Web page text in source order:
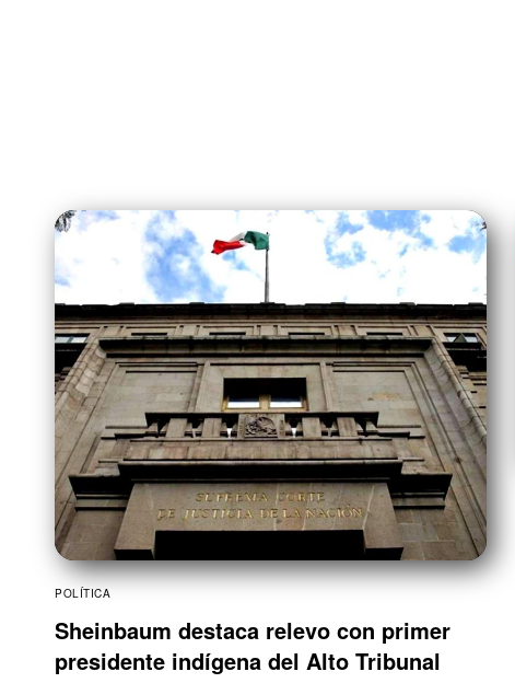
POLÍTICA
Sheinbaum destaca relevo con primer
presidente indígena del Alto Tribunal